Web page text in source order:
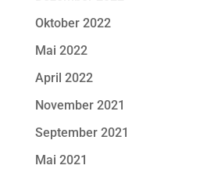
Oktober 2022
Mai 2022
April 2022
November 2021
September 2021
Mai 2021